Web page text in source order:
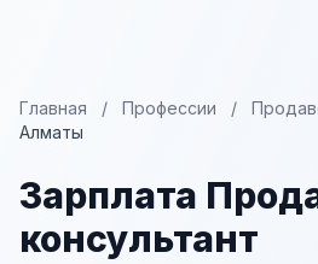
Главная / Профессии /
Алматы
Зарплата
консультант